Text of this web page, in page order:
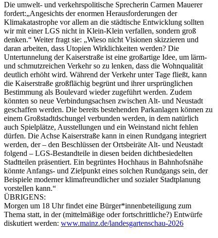
Die umwelt- und verkehrspolitische Sprecherin Carmen Mauerer
fordert:„Angesichts der enormen Herausforderungen der
Klimakatastrophe vor allem an die städtische Entwicklung sollten
wir mit einer LGS nicht in Klein-Klein verfallen, sondern groß
denken.“ Weiter fragt sie: „Wieso nicht Visionen skizzieren und
daran arbeiten, dass Utopien Wirklichkeiten werden? Die
Untertunnelung der Kaiserstraße ist eine großartige Idee, um lärm-
und schmutzreichen Verkehr so zu lenken, dass die Wohnqualität
deutlich erhöht wird. Während der Verkehr unter Tage fließt, kann
die Kaiserstraße großflächig begrünt und ihrer ursprünglichen
Bestimmung als Boulevard wieder zugeführt werden. Zudem
könnten so neue Verbindungsachsen zwischen Alt- und Neustadt
geschaffen werden. Die bereits bestehenden Parkanlagen können zu
einem Großstadtdschungel verbunden werden, in dem natürlich
auch Spielplätze, Ausstellungen und ein Weinstand nicht fehlen
dürfen. Die Achse Kaiserstraße kann in einen Rundgang integriert
werden, der – den Beschlüssen der Ortsbeiräte Alt- und Neustadt
folgend – LGS-Bestandteile in diesen beiden dichtbesiedelten
Stadtteilen präsentiert. Ein begrüntes Hochhaus in Bahnhofsnähe
könnte Anfangs- und Zielpunkt eines solchen Rundgangs sein, der
Beispiele moderner klimafreundlicher und sozialer Stadtplanung
vorstellen kann.“
ÜBRIGENS:
Morgen um 18 Uhr findet eine Bürger*innenbeteiligung zum
Thema statt, in der (mittelmäßige oder fortschrittliche?) Entwürfe
diskutiert werden: www.mainz.de/landesgartenschau-2026